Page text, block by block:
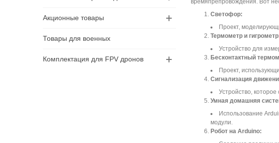
Акционные товары
Товары для военных
Комплектация для FPV дронов
времяпрепровождения. Вот
Светофор:
Проект,
Термометр и
Устройство для
Бесконтактный
Проект,
Сигнализация
Устройство,
Умная домашняя
Использование
модули.
Робот на Arduino: